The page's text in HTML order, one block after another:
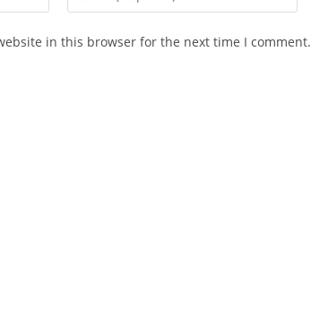
your
in this browser for the next time I comment.